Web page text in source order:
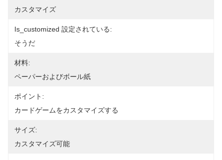
カスタマイズ
Is_customized 設定されている:
そうだ
材料:
ペーパーおよびボール紙
ポイント:
カードゲームをカスタマイズする
サイズ:
カスタマイズ可能